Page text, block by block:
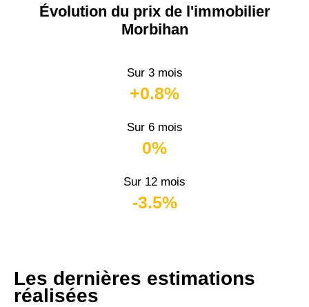
Évolution du prix de l'immobilier
Morbihan
Sur 3 mois
+0.8%
Sur 6 mois
0%
Sur 12 mois
-3.5%
Les dernières estimations
réalisées